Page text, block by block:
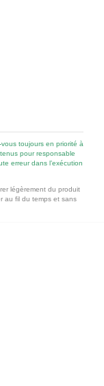
toujours en priorité à
pour responsable
erreur dans l’exécution
légèrement du produit
fil du temps et sans